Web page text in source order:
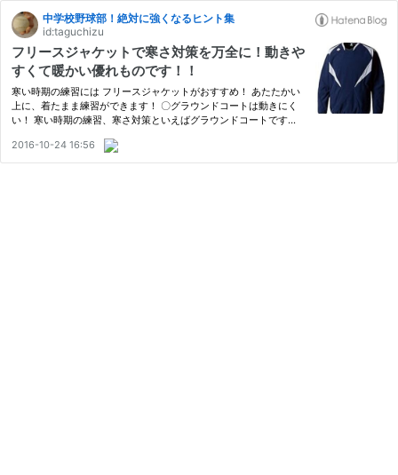
中学校野球部！絶対に強くなるヒント集
id:taguchizu
フリースジャケットで寒さ対策を万全に！動きや
すくて暖かい優れものです！！
寒い時期の練習には フリースジャケットがおすすめ！ あたたかい
上に、着たまま練習ができます！ 〇グラウンドコートは動きにく
い！ 寒い時期の練習、寒さ対策といえばグラウンドコートです
ト L ブラック×シルバー DR-215 出版社/メーカー: DESCENTE(デ
サント)…
2016-10-24 16:56